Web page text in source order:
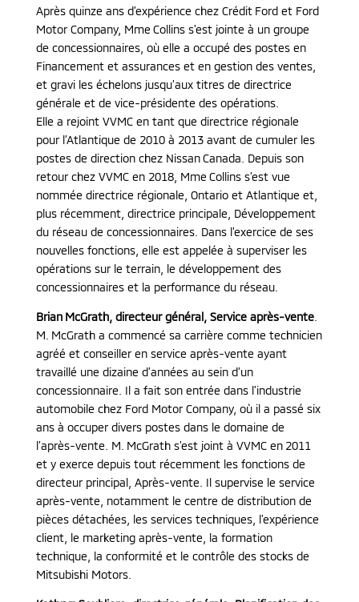
Après quinze ans d’expérience chez Crédit Ford et Ford
Motor Company, Mme Collins s’est jointe à un groupe
de concessionnaires, où elle a occupé des postes en
Financement et assurances et en gestion des ventes,
et gravi les échelons jusqu’aux titres de directrice
générale et de vice-présidente des opérations.
Elle a rejoint VVMC en tant que directrice régionale
pour l’Atlantique de 2010 à 2013 avant de cumuler les
postes de direction chez Nissan Canada. Depuis son
retour chez VVMC en 2018, Mme Collins s’est vue
nommée directrice régionale, Ontario et Atlantique et,
plus récemment, directrice principale, Développement
du réseau de concessionnaires. Dans l’exercice de ses
nouvelles fonctions, elle est appelée à superviser les
opérations sur le terrain, le développement des
concessionnaires et la performance du réseau.
Brian McGrath, directeur général, Service après-vente.
M. McGrath a commencé sa carrière comme technicien
agréé et conseiller en service après-vente ayant
travaillé une dizaine d’années au sein d’un
concessionnaire. Il a fait son entrée dans l’industrie
automobile chez Ford Motor Company, où il a passé six
ans à occuper divers postes dans le domaine de
l’après-vente. M. McGrath s’est joint à VVMC en 2011
et y exerce depuis tout récemment les fonctions de
directeur principal, Après-vente. Il supervise le service
après-vente, notamment le centre de distribution de
pièces détachées, les services techniques, l’expérience
client, le marketing après-vente, la formation
technique, la conformité et le contrôle des stocks de
Mitsubishi Motors.